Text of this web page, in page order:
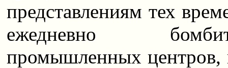
представлениям тех
ежедневно бомбит
промышленных центров,